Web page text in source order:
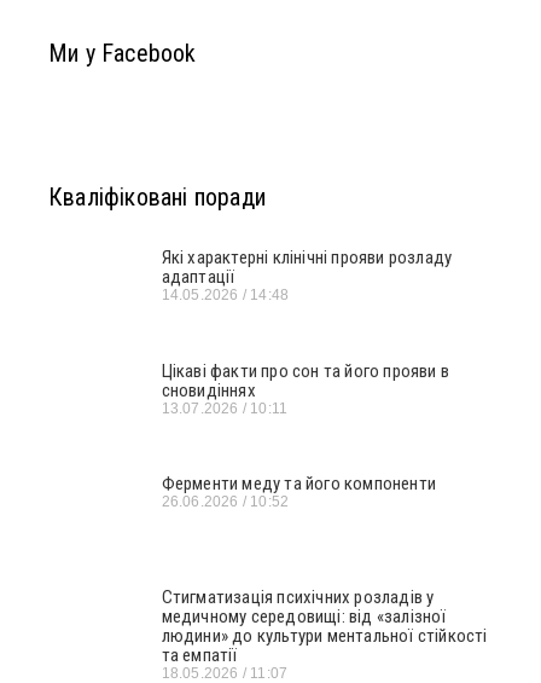
Ми у Facebook
Кваліфіковані поради
Які характерні клінічні прояви розладу
адаптації
14.05.2026 14:48
Цікаві факти про сон та його прояви в
сновидіннях
13.07.2026 10:11
Ферменти меду та його компоненти
26.06.2026 10:52
Стигматизація психічних розладів у
медичному середовищі: від «залізної
людини» до культури ментальної стійкості
та емпатії
18.05.2026 11:07